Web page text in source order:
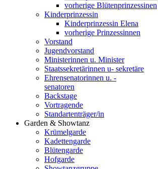
vorherige Blütenprinzessinen
Kinderprinzessin
Kinderprinzessin Elena
vorherige Prinzessinnen
Vorstand
Jugendvorstand
Ministerinnen u. Minister
Staatssekretärinnen u- sekretäre
Ehrensenatorinnen u. -
senatoren
Backstage
Vortragende
Standartenträger/in
Garden & Showtanz
Krümelgarde
Kadettengarde
Blütengarde
Hofgarde